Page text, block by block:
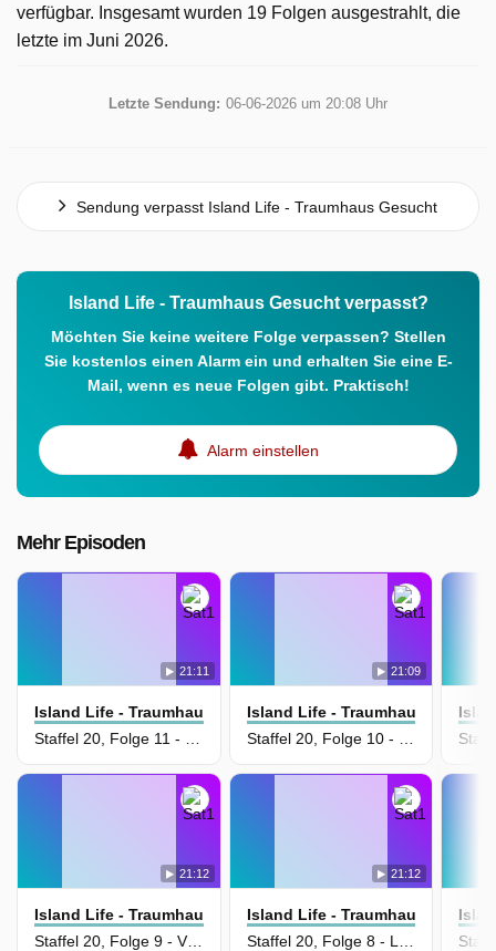
verfügbar. Insgesamt wurden 19 Folgen ausgestrahlt, die
letzte im Juni 2026.
Letzte Sendung: 06-06-2026 um 20:08 Uhr
Sendung verpasst Island Life - Traumhaus Gesucht
Island Life - Traumhaus Gesucht verpasst?
Möchten Sie keine weitere Folge verpassen? Stellen
Sie kostenlos einen Alarm ein und erhalten Sie eine E-
Mail, wenn es neue Folgen gibt. Praktisch!
Alarm einstellen
Mehr Episoden
21:11
Island Life - Traumhaus Gesucht
Staffel 20, Folge 11 - Logenplatz am Meer
21:09
Island Life - Traumhaus Gesucht
Staffel 20, Folge 10 - Mut zum Mehr
21:12
Island Life - Traumhaus Gesucht
Staffel 20, Folge 9 - Vier Pfoten, ein Haus
21:12
Island Life - Traumhaus Gesucht